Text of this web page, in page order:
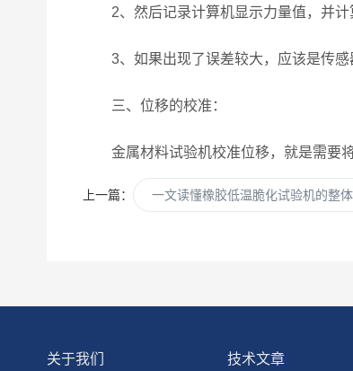
2、然后记录计算机显示力量值，并计
3、如果出现了误差较大，应该是传感
三、位移的校准：
金属材料试验机校准位移，就是需要将
上一篇： 一文读懂橡胶低温脆化试验机的整
关于我们 技术文章